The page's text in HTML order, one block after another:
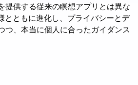
提供する従来の瞑想アプリとは異な
とともに進化し、プライバシーとデ
つ、本当に個人に合ったガイダンス